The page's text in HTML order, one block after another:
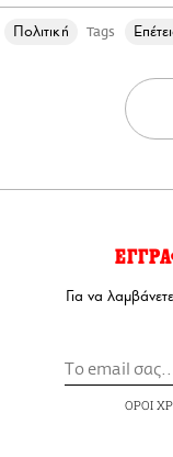
Πολιτική Tags
Για να
ΟΡΟΙ